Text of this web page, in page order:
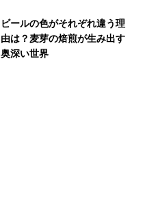
ビールの色がそれぞれ違う理
由は？麦芽の焙煎が生み出す
奥深い世界